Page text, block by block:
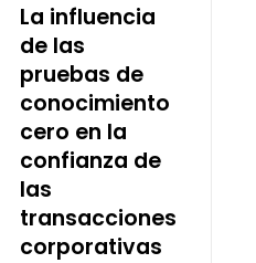
La influencia
de las
pruebas de
conocimiento
cero en la
confianza de
las
transacciones
corporativas